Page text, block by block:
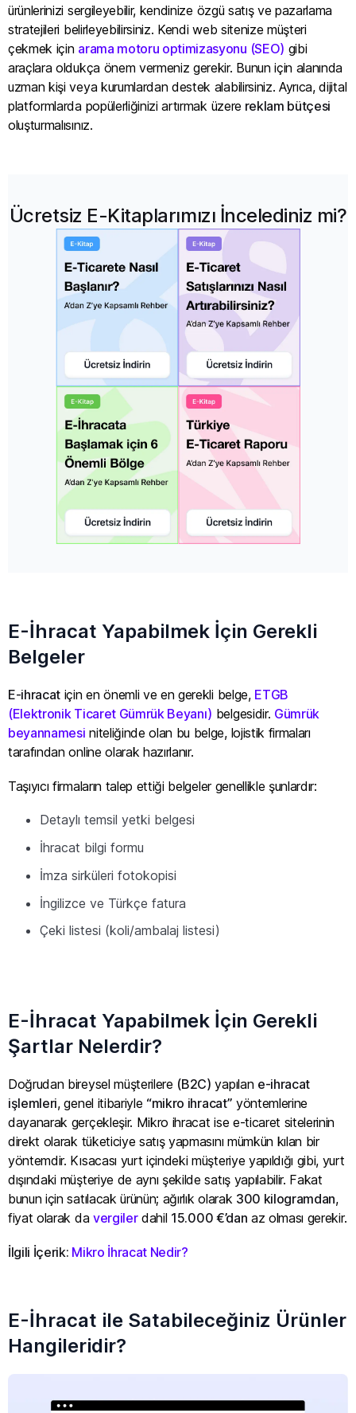
ürünlerinizi sergileyebilir, kendinize özgü satış ve pazarlama
stratejileri belirleyebilirsiniz. Kendi web sitenize müşteri
çekmek için arama motoru optimizasyonu (SEO) gibi
araçlara oldukça önem vermeniz gerekir. Bunun için alanında
uzman kişi veya kurumlardan destek alabilirsiniz. Ayrıca, dijital
platformlarda popülerliğinizi artırmak üzere reklam bütçesi
oluşturmalısınız.
Ücretsiz E-Kitaplarımızı İncelediniz mi?
E-İhracat Yapabilmek İçin Gerekli
Belgeler
E-ihracat için en önemli ve en gerekli belge, ETGB
(Elektronik Ticaret Gümrük Beyanı) belgesidir. Gümrük
beyannamesi niteliğinde olan bu belge, lojistik firmaları
tarafından online olarak hazırlanır.
Taşıyıcı firmaların talep ettiği belgeler genellikle şunlardır:
Detaylı temsil yetki belgesi
İhracat bilgi formu
İmza sirküleri fotokopisi
İngilizce ve Türkçe fatura
Çeki listesi (koli/ambalaj listesi)
E-İhracat Yapabilmek İçin Gerekli
Şartlar Nelerdir?
Doğrudan bireysel müşterilere (B2C) yapılan e-ihracat
işlemleri, genel itibariyle “mikro ihracat” yöntemlerine
dayanarak gerçekleşir. Mikro ihracat ise e-ticaret sitelerinin
direkt olarak tüketiciye satış yapmasını mümkün kılan bir
yöntemdir. Kısacası yurt içindeki müşteriye yapıldığı gibi, yurt
dışındaki müşteriye de aynı şekilde satış yapılabilir. Fakat
bunun için satılacak ürünün; ağırlık olarak 300 kilogramdan,
fiyat olarak da vergilerdahil 15.000 €’dan az olması gerekir.
İlgili İçerik: Mikro İhracat Nedir?
E-İhracat ile Satabileceğiniz Ürünler
Hangileridir?